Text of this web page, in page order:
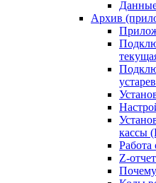
Архив
кассы
Работа
Z-